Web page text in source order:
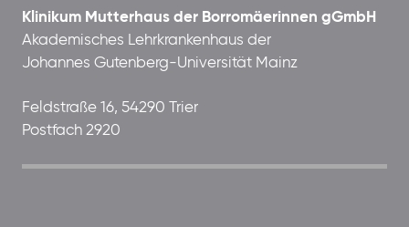
Klinikum Mutterhaus der Borromäerinnen gGmbH
Akademisches Lehrkrankenhaus der
Johannes Gutenberg-Universität Mainz
Feldstraße 16, 54290 Trier
Postfach 2920